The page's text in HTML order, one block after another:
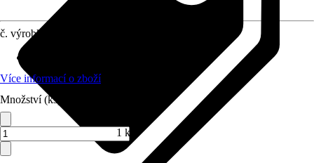
č. výrobku
Více informací o zboží
Množství (ks)
1 ks